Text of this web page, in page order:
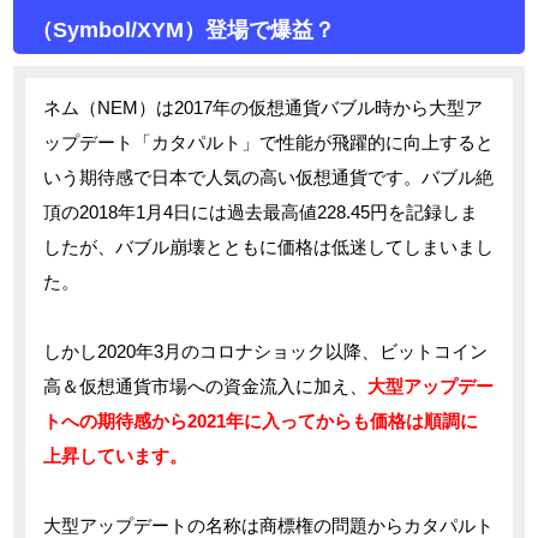
（Symbol/XYM）登場で爆益？
ネム（NEM）は2017年の仮想通貨バブル時から大型ア
ップデート「カタパルト」で性能が飛躍的に向上すると
いう期待感で日本で人気の高い仮想通貨です。バブル絶
頂の2018年1月4日には過去最高値228.45円を記録しま
したが、バブル崩壊とともに価格は低迷してしまいまし
た。
しかし2020年3月のコロナショック以降、ビットコイン
高＆仮想通貨市場への資金流入に加え、 大型アップデー
トへの期待感から2021年に入ってからも価格は順調に
上昇しています。
大型アップデートの名称は商標権の問題からカタパルト